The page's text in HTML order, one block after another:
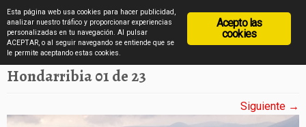
Saltar
al
diarioviajero.es
Inicio » Hondarribia en imágenes
Hondarribia 01 de 23
Siguiente →
Acepto las
cookies
Esta página web usa cookies para hacer publicidad,
analizar nuestro tráfico y proporcionar experiencias
personalizadas en tu navegación. Al pulsar
ACEPTAR, o al seguir navegando se entiende que se
le permite aceptando estas cookies.